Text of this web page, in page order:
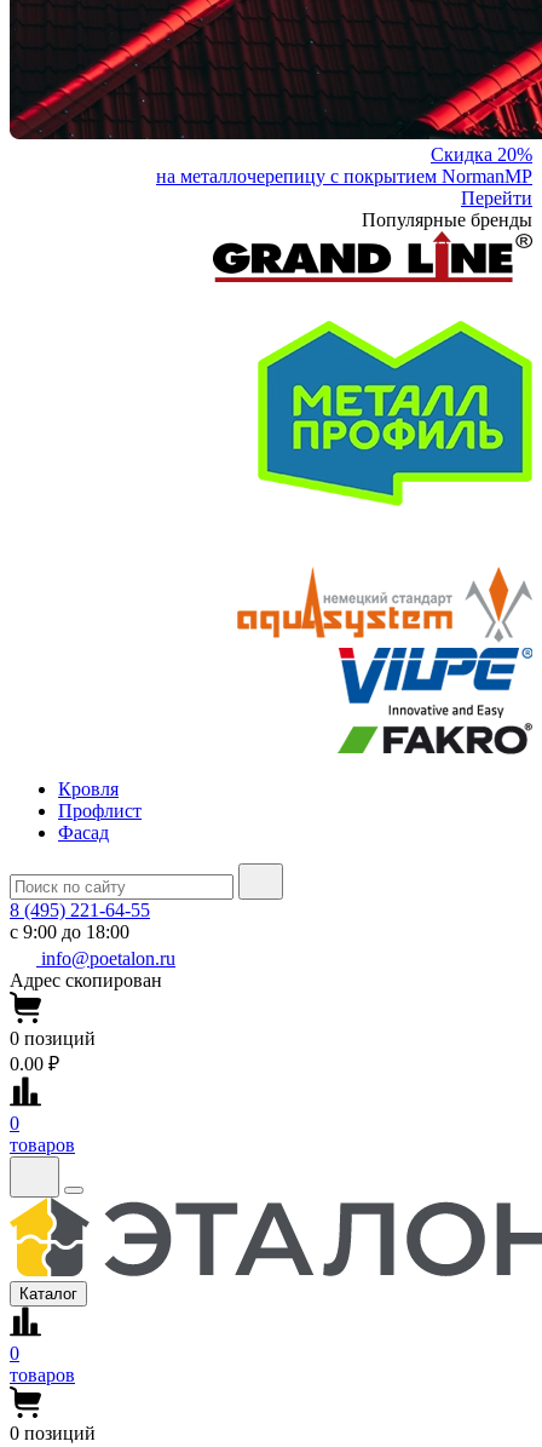
Скидка 20%
на металлочерепицу с покрытием NormanMP
Перейти
Популярные бренды
Кровля
Профлист
Фасад
8 (495) 221-64-55
с 9:00 до 18:00
info@poetalon.ru
Адрес скопирован
0 позиций
0.00 ₽
0
товаров
Каталог
0
товаров
0 позиций